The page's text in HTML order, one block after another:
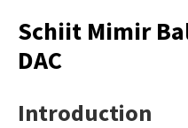
Schiit Mimir
DAC
Introduction